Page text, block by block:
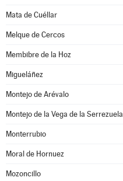
Mata de Cuéllar
Melque de Cercos
Membibre de la Hoz
Migueláñez
Montejo de Arévalo
Montejo de la Vega de la Serrezuela
Monterrubio
Moral de Hornuez
Mozoncillo